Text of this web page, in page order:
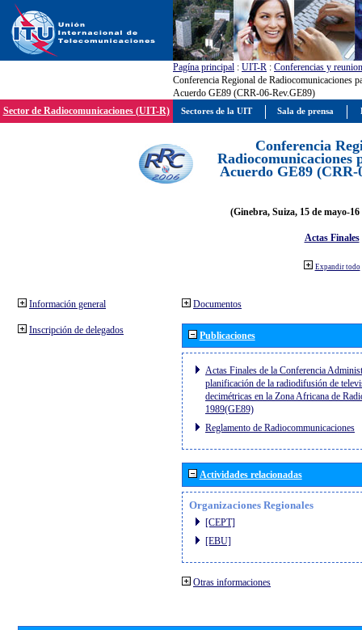
Pagína principal : UIT-R : Conferencias y
Conferencia Regional de Radiocomunicaciones
Acuerdo GE89 (CRR-06-Rev.GE89)
Sector de Radiocomunicaciones (UIT-R)
Conferencia
Radiocomunicaciones
Acuerdo GE89 (CRR-
(Ginebra, Suiza, 15 de mayo-
Actas Finales
Expandir todo
Información general
Inscripción de delegados
Documentos
Publicaciones
Actas Finales de la Conferencia
planificación de la radiodifusión de
decimétricas en la Zona Africana de
1989(GE89)
Reglamento de Radiocommunicaciones
Actividades relacionadas
Organizaciones Regionales
[CEPT]
[EBU]
Otras informaciones
Sectores de la UIT Sala de prensa